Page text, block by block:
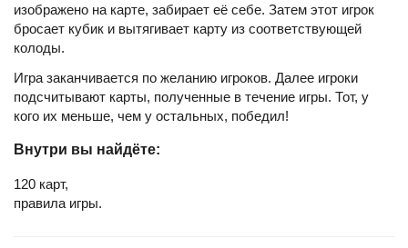
изображено на карте, забирает её себе. Затем этот игрок
бросает кубик и вытягивает карту из соответствующей
колоды.
Игра заканчивается по желанию игроков. Далее игроки
подсчитывают карты, полученные в течение игры. Тот, у
кого их меньше, чем у остальных, победил!
Внутри вы найдёте:
120 карт,
правила игры.